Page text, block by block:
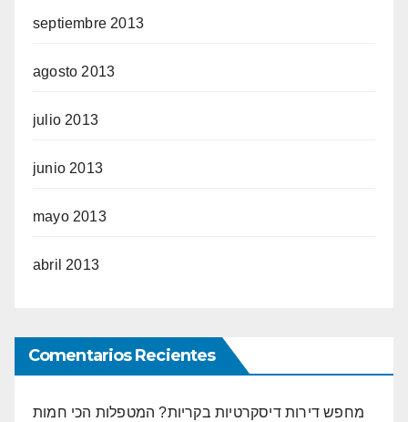
septiembre 2013
agosto 2013
julio 2013
junio 2013
mayo 2013
abril 2013
Comentarios Recientes
מחפש דירות דיסקרטיות בקריות? המטפלות הכי חמות